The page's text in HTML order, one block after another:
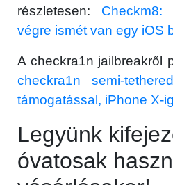
részletesen:
végre ismét van egy iOS
A checkra1n jailbreakről
checkra1n semi-
támogatással, iPhone X-
Legyünk
óvatosak